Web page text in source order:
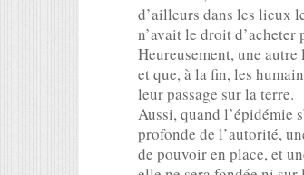
d’ailleurs dans les lieux
n’avait le droit
Heureusement, une
et que, à la fin, les
leur passage sur la terre.
Aussi, quand l’épidémie
profonde de l’autorité,
de pouvoir en place, et